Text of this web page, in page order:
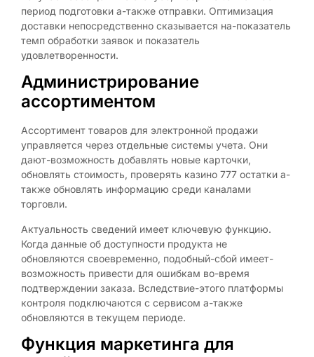
период подготовки а-также отправки. Оптимизация
доставки непосредственно сказывается на-показатель
темп обработки заявок и показатель
удовлетворенности.
Администрирование
ассортиментом
Ассортимент товаров для электронной продажи
управляется через отдельные системы учета. Они
дают-возможность добавлять новые карточки,
обновлять стоимость, проверять казино 777 остатки а-
также обновлять информацию среди каналами
торговли.
Актуальность сведений имеет ключевую функцию.
Когда данные об доступности продукта не
обновляются своевременно, подобный-сбой имеет-
возможность привести для ошибкам во-время
подтверждении заказа. Вследствие-этого платформы
контроля подключаются с сервисом а-также
обновляются в текущем периоде.
Функция маркетинга для